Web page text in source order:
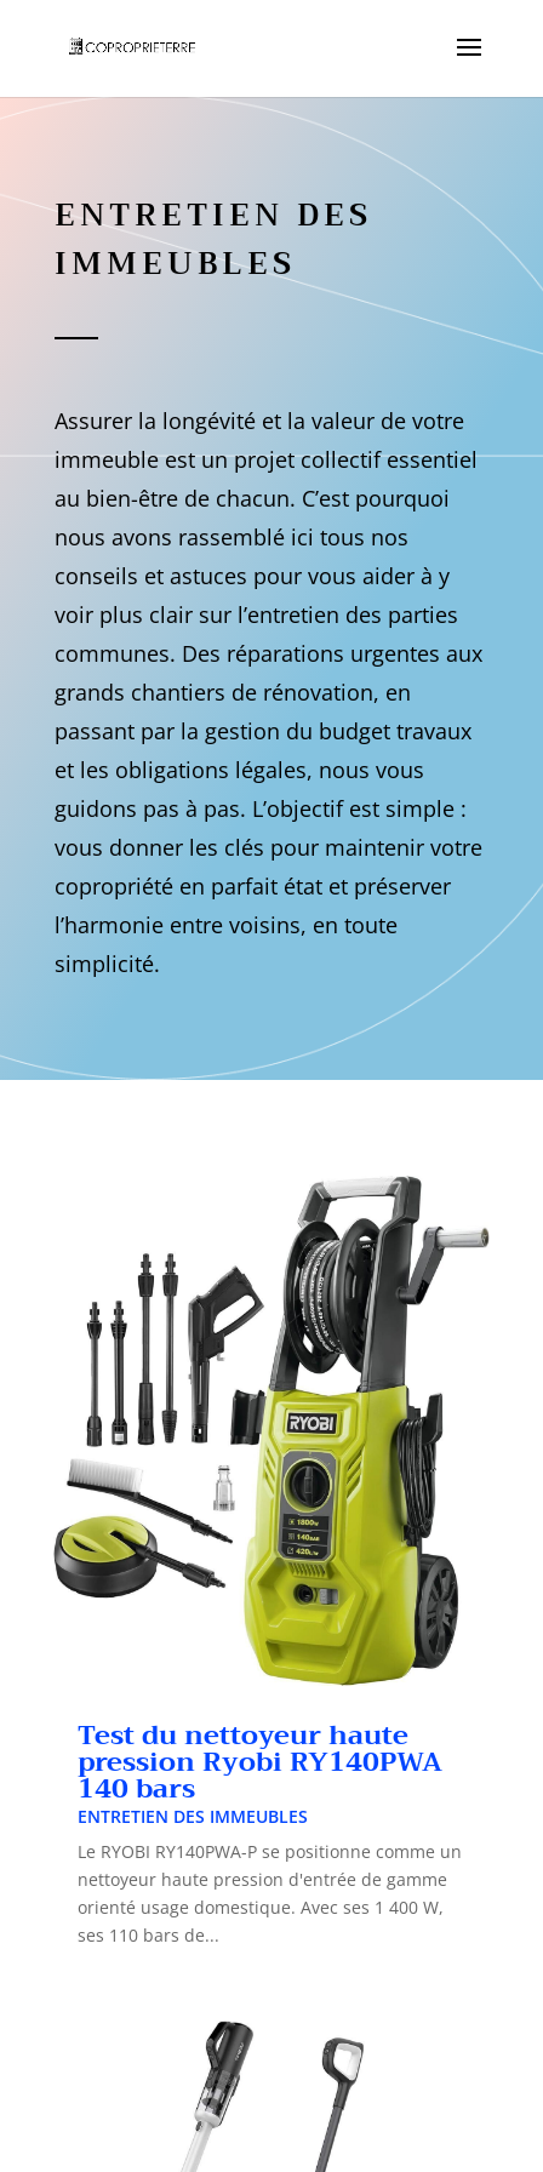
ENTRETIEN DES
IMMEUBLES
Assurer la longévité et la valeur de votre
immeuble est un projet collectif essentiel
au bien-être de chacun. C’est pourquoi
nous avons rassemblé ici tous nos
conseils et astuces pour vous aider à y
voir plus clair sur l’entretien des parties
communes. Des réparations urgentes aux
grands chantiers de rénovation, en
passant par la gestion du budget travaux
et les obligations légales, nous vous
guidons pas à pas. L’objectif est simple :
vous donner les clés pour maintenir votre
copropriété en parfait état et préserver
l’harmonie entre voisins, en toute
simplicité.
Test du nettoyeur haute
pression Ryobi RY140PWA
140 bars
ENTRETIEN DES IMMEUBLES
Le RYOBI RY140PWA-P se positionne comme un
nettoyeur haute pression d'entrée de gamme
orienté usage domestique. Avec ses 1 400 W,
ses 110 bars de...